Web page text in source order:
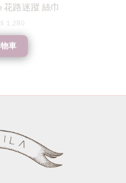
花路迷蹤 絲巾
1,280
車